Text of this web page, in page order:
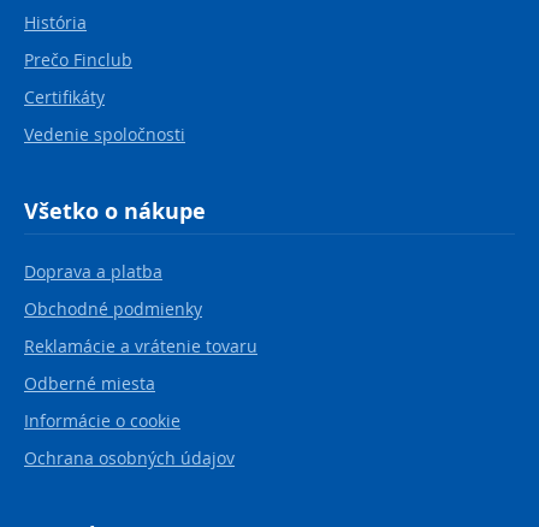
História
Prečo Finclub
Certifikáty
Vedenie spoločnosti
Všetko o nákupe
Doprava a platba
Obchodné podmienky
Reklamácie a vrátenie tovaru
Odberné miesta
Informácie o cookie
Ochrana osobných údajov